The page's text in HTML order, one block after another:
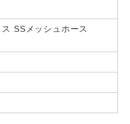
SSメッシュホース